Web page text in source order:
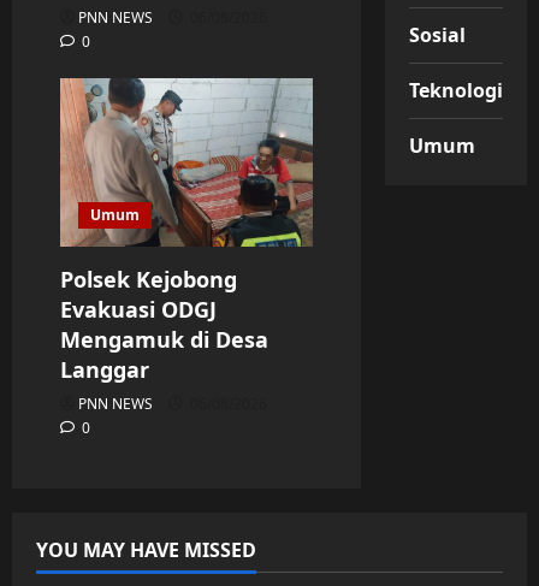
PNN NEWS
0
Umum
Polsek Kejobong
Evakuasi ODGJ
Mengamuk di Desa
Langgar
PNN NEWS
0
Sosial
Teknologi
Umum
YOU MAY HAVE MISSED